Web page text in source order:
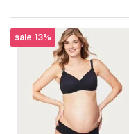
sale 13%